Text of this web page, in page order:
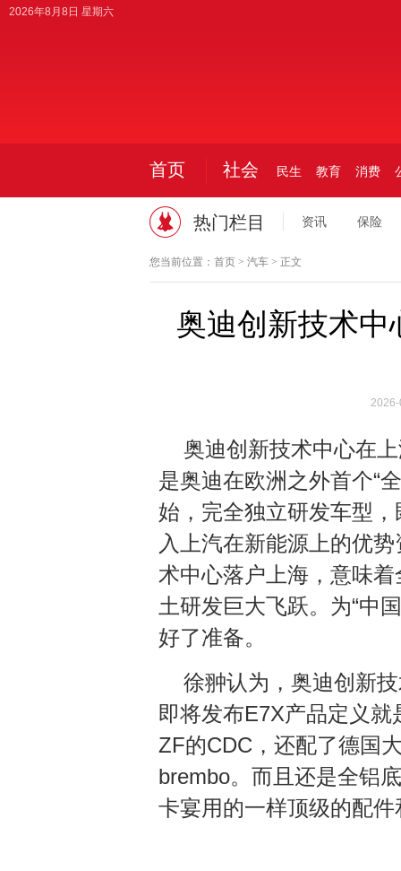
2026年8月8日 星期六
首页 社会 民生 教育 消费
热门栏目 资讯 保险
您当前位置： 首页> 汽车> 正文
奥迪创新技术中
奥迪创新技术中心在
是奥迪在欧洲之外首个“
始，完全独立研发车型
入上汽在新能源上的优
术中心落户上海，意味
土研发巨大飞跃。为“中
好了准备。
徐翀认为，奥迪创新
即将发布E7X产品定义就
ZF的CDC，还配了德国
brembo。而且还是全铝
卡宴用的一样顶级的配